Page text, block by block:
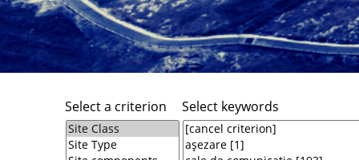
Select a criterion Select keywords